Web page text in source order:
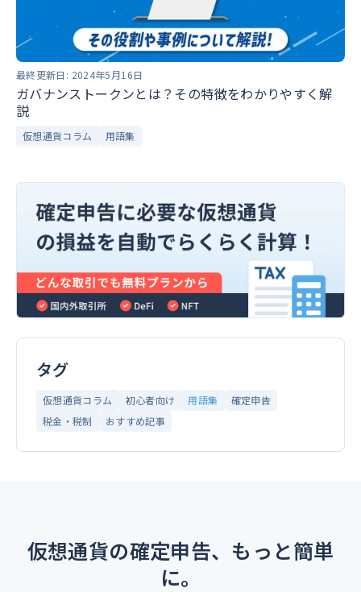
最終更新日: 2024年5月16日
ガバナンストークンとは？その特徴をわかりやすく解
説
仮想通貨コラム 用語集
タグ
仮想通貨コラム 初心者向け 用語集
確定申告
税金・税制
おすすめ記事
仮想通貨の確定申告、もっと簡単
に。